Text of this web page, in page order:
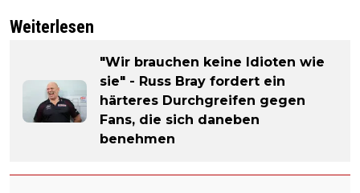
Weiterlesen
"Wir brauchen keine Idioten wie
sie" - Russ Bray fordert ein
härteres Durchgreifen gegen
Fans, die sich daneben
benehmen